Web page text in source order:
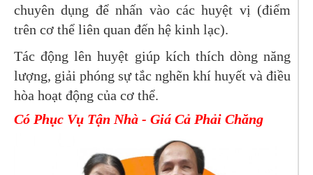
chuyên dụng để nhấn vào các huyệt vị (điểm
trên cơ thể liên quan đến hệ kinh lạc).
Tác động lên huyệt giúp kích thích dòng năng
lượng, giải phóng sự tắc nghẽn khí huyết và điều
hòa hoạt động của cơ thể.
Có Phục Vụ Tận Nhà - Giá Cả Phải Chăng